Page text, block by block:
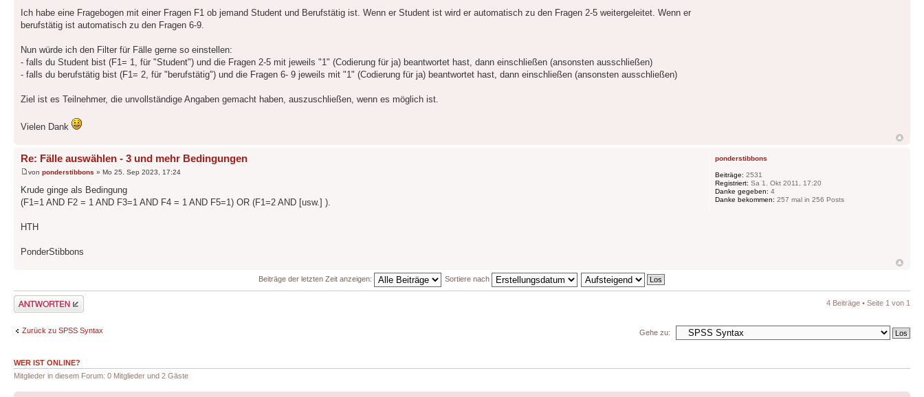
Ich habe eine Fragebogen mit einer Fragen F1 ob jemand Student und Berufstätig ist. Wenn er Student ist wird er automatisch zu den Fragen 2-5 weitergeleitet. Wenn er
berufstätig ist automatisch zu den Fragen 6-9.
Nun würde ich den Filter für Fälle gerne so einstellen:
- falls du Student bist (F1= 1, für "Student") und die Fragen 2-5 mit jeweils "1" (Codierung für ja) beantwortet hast, dann einschließen (ansonsten ausschließen)
- falls du berufstätig bist (F1= 2, für "berufstätig") und die Fragen 6- 9 jeweils mit "1" (Codierung für ja) beantwortet hast, dann einschließen (ansonsten ausschließen)
Ziel ist es Teilnehmer, die unvollständige Angaben gemacht haben, auszuschließen, wenn es möglich ist.
Vielen Dank
Re: Fälle auswählen - 3 und mehr Bedingungen
von ponderstibbons » Mo 25. Sep 2023, 17:24
Krude ginge als Bedingung
(F1=1 AND F2 = 1 AND F3=1 AND F4 = 1 AND F5=1) OR (F1=2 AND [usw.] ).
HTH
PonderStibbons
ponderstibbons
Beiträge: 2531
Registriert: Sa 1. Okt 2011, 17:20
Danke gegeben: 4
Danke bekommen: 257 mal in 256 Posts
Beiträge der letzten Zeit anzeigen: Sortiere nach
Antwort erstellen 4 Beiträge • Seite 1 von 1
Zurück zu SPSS Syntax Gehe zu:
WER IST ONLINE?
Mitglieder in diesem Forum: 0 Mitglieder und 2 Gäste